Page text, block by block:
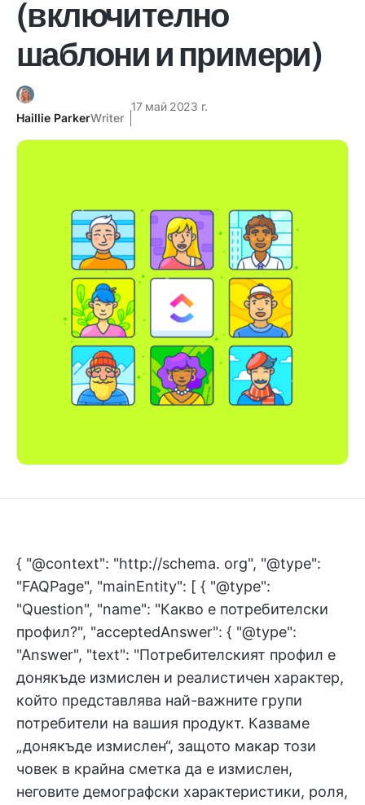
(включително
шаблони и примери)
Haillie ParkerWriter
17 май 2023 г.
{ "@context": "http://schema. org", "@type":
"FAQPage", "mainEntity": [ { "@type":
"Question", "name": "Какво е потребителски
профил?", "acceptedAnswer": { "@type":
"Answer", "text": "Потребителският профил е
донякъде измислен и реалистичен характер,
който представлява най-важните групи
потребители на вашия продукт. Казваме
„донякъде измислен“, защото макар този
човек в крайна сметка да е измислен,
неговите демографски характеристики, роля,